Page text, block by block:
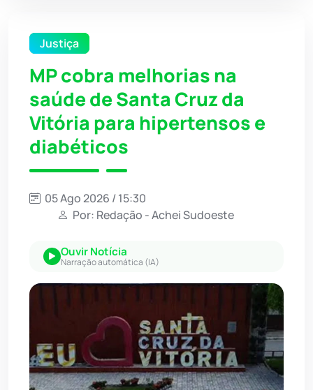
Justiça
MP cobra melhorias na
saúde de Santa Cruz da
Vitória para hipertensos e
diabéticos
05 Ago 2026 / 15:30
Por: Redação - Achei Sudoeste
Ouvir Notícia
Narração automática (IA)